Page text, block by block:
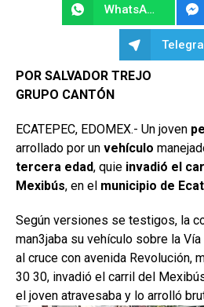
WhatsApp
POR SALVADOR TREJO
GRUPO CANTÓN
ECATEPEC, EDOMEX.- Un joven
arrollado por un vehículo
tercera edad, quie invadió el
Mexibús, en el municipio de
Según versiones se testigos, la
man3jaba su vehículo sobre la
al cruce con avenida Revolución,
30 30, invadió el carril del
el joven atravesaba y lo arrolló